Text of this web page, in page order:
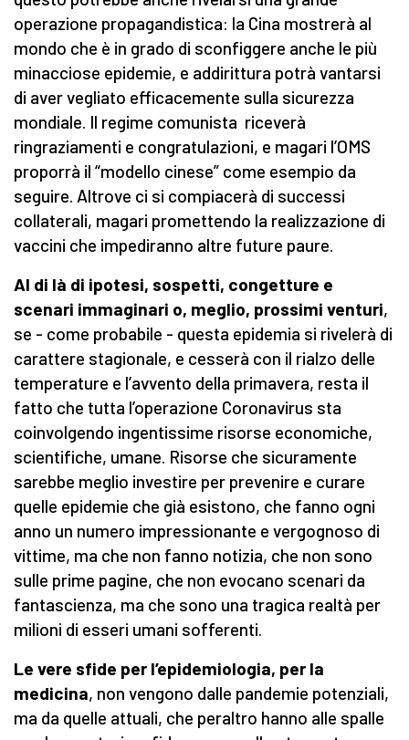
operazione propagandistica: la Cina mostrerà al
mondo che è in grado di sconfiggere anche le più
minacciose epidemie, e addirittura potrà vantarsi
di aver vegliato efficacemente sulla sicurezza
mondiale. Il regime comunista riceverà
ringraziamenti e congratulazioni, e magari l’OMS
proporrà il “modello cinese” come esempio da
seguire. Altrove ci si compiacerà di successi
collaterali, magari promettendo la realizzazione di
vaccini che impediranno altre future paure.
Al di là di ipotesi, sospetti, congetture e
scenari immaginari o, meglio, prossimi venturi,
se - come probabile - questa epidemia si rivelerà di
carattere stagionale, e cesserà con il rialzo delle
temperature e l’avvento della primavera, resta il
fatto che tutta l’operazione Coronavirus sta
coinvolgendo ingentissime risorse economiche,
scientifiche, umane. Risorse che sicuramente
sarebbe meglio investire per prevenire e curare
quelle epidemie che già esistono, che fanno ogni
anno un numero impressionante e vergognoso di
vittime, ma che non fanno notizia, che non sono
sulle prime pagine, che non evocano scenari da
fantascienza, ma che sono una tragica realtà per
milioni di esseri umani sofferenti.
Le vere sfide per l’epidemiologia, per la
medicina, non vengono dalle pandemie potenziali,
ma da quelle attuali, che peraltro hanno alle spalle